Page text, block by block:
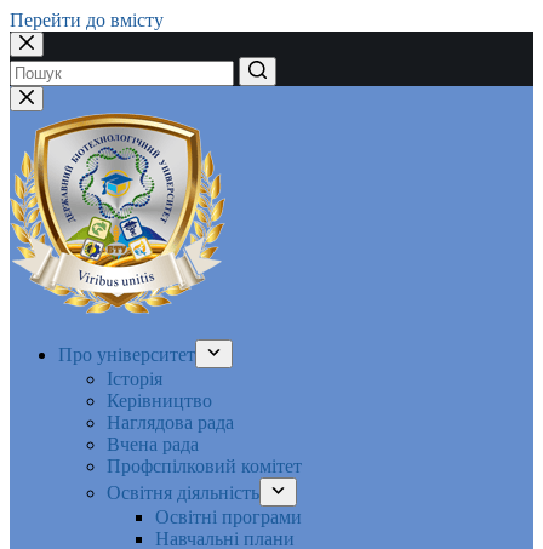
Перейти до вмісту
Немає
результатів
Про університет
Історія
Керівництво
Наглядова рада
Вчена рада
Профспілковий комітет
Освітня діяльність
Освітні програми
Навчальні плани